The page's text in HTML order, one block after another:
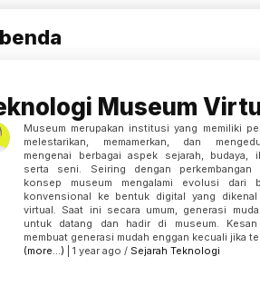
Museum
Museum merupakan institusi yang memiliki
melestarikan, memamerkan, dan
mengenai berbagai aspek sejarah, budaya,
serta seni. Seiring dengan perkembangan
konsep museum mengalami evolusi dari
konvensional ke bentuk digital yang dikenal
virtual. Saat ini secara umum, generasi
untuk datang dan hadir di museum.
membuat generasi mudah enggan kecuali jika
(more…) | 1 year ago / Sejarah Teknologi